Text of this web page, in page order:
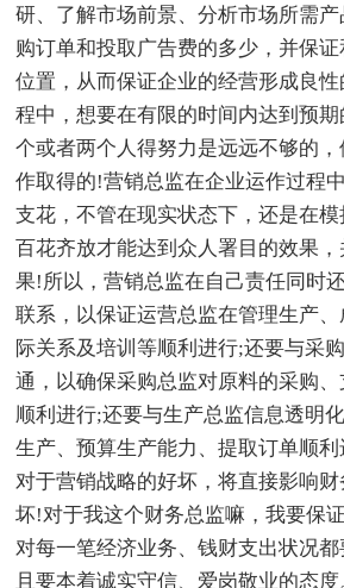
研、了解市场前景、分析市场所需
购订单和投取广告费的多少，并保
位置，从而保证企业的经营形成良
程中，想要在有限的时间内达到预
个或者两个人得努力是远远不够的
作取得的!营销总监在企业运作过程
支花，不管在现实状态下，还是在
百花齐放才能达到众人署目的效果
果!所以，营销总监在自己责任同时
联系，以保证运营总监在管理生产
际关系及培训等顺利进行;还要与采
通，以确保采购总监对原料的采购
顺利进行;还要与生产总监信息透明
生产、预算生产能力、提取订单顺
对于营销战略的好坏，将直接影响
坏!对于我这个财务总监嘛，我要保
对每一笔经济业务、钱财支出状况
且要本着诚实守信、爱岗敬业的态